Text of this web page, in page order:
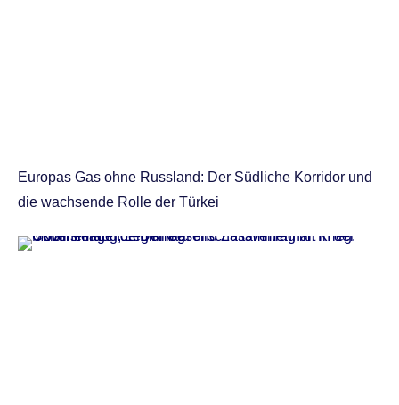
Europas Gas ohne Russland: Der Südliche Korridor und
die wachsende Rolle der Türkei